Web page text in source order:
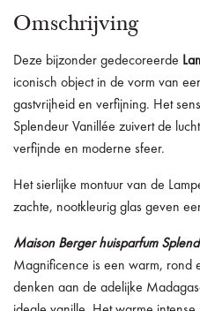
Omschrijving
Deze bijzonder gedecoreerde
iconisch object in de vorm van
gastvrijheid en verfijning. Het
Splendeur Vanillée zuivert de
verfijnde en moderne sfeer.
Het sierlijke montuur van de
zachte, nootkleurig glas geven
Maison Berger huisparfum
Magnificence is een warm, rond
denken aan de adelijke